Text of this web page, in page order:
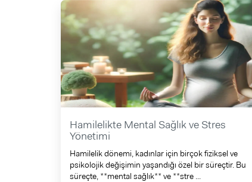
Hamilelikte Mental Sağlık ve Stres
Yönetimi
Hamilelik dönemi, kadınlar için birçok fiziksel ve
psikolojik değişimin yaşandığı özel bir süreçtir. Bu
süreçte, **mental sağlık** ve **stre ...